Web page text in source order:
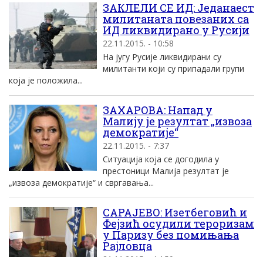
ЗАКЛЕЛИ СЕ ИД: Једанаест
милитаната повезаних са
ИД ликвидирано у Русији
22.11.2015. - 10:58
На југу Русије ликвидирани су
милитанти који су припадали групи
која је положила...
ЗАХАРОВА: Напад у
Малију је резултат „извоза
демократије“
22.11.2015. - 7:37
Ситуација која се догодила у
престоници Малија резултат је
„извоза демократије“ и свргавања...
САРАЈЕВО: Изетбеговић и
Фејзић осудили тероризам
у Паризу без помињања
Рајловца